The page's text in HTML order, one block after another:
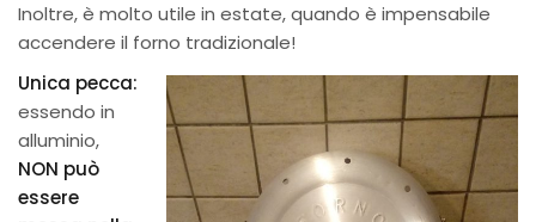
Inoltre, è molto utile in estate, quando è impensabile
accendere il forno tradizionale!
Unica pecca:
essendo in
alluminio,
NON può
essere